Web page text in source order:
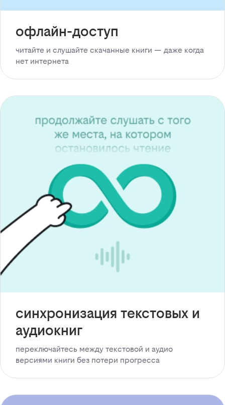
офлайн-доступ
читайте и слушайте скачанные книги — даже когда
нет интернета
синхронизация текстовых и
аудиокниг
переключайтесь между текстовой и аудио
версиями книги без потери прогресса